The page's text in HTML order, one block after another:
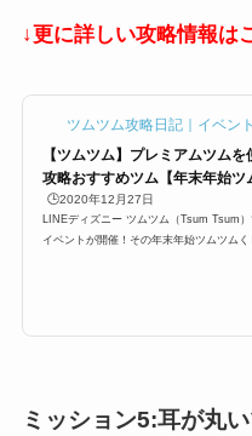
↓更に詳しい攻略情報は
ツムツム攻略日記｜イベン
【ツムツム】プレミアムツム
攻略おすすめツム【年末年始ツ
🕒️2020年12月27日
LINEディズニー ツムツム（Tsum Tsum
イベントが開催！その年末年始ツムツム
ミッション5:耳が丸